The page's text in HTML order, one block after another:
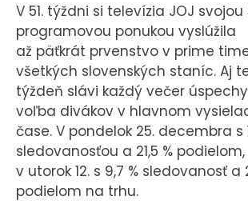
V 51. týždni si televízia JOJ
programovou ponukou vyslúžila
až päťkrát prvenstvo v prime
všetkých slovenských staníc. Aj
týždeň slávi každý večer
voľba divákov v hlavnom
čase. V pondelok 25. decembra s
sledovanosťou a 21,5 % podielom,
v utorok 12. s 9,7 % sledovanosť a
podielom na trhu.